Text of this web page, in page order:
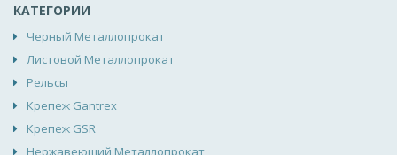
КАТЕГОРИИ
Черный Металлопрокат
Листовой Металлопрокат
Рельсы
Крепеж Gantrex
Крепеж GSR
Нержавеющий Металлопрокат